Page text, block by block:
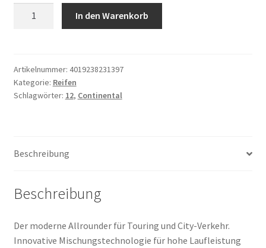
12
65P
TL
In den Warenkorb
Artikelnummer: 4019238231397
Kategorie: Reifen
Schlagwörter: 12, Continental
Beschreibung
Beschreibung
Der moderne Allrounder für Touring und City-Verkehr.
Innovative Mischungstechnologie für hohe Laufleistung